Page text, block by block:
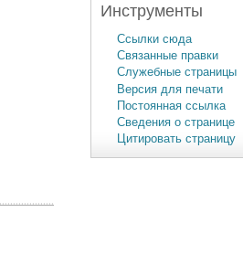
Инструменты
Ссылки сюда
Связанные правки
Служебные страницы
Версия для печати
Постоянная ссылка
Сведения о странице
Цитировать страницу